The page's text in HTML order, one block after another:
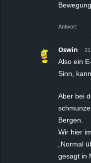
Antwort
Oswin
Also ein
Sinn,
Aber bei
Bergen.
Wir hier
„Normal
gesagt in